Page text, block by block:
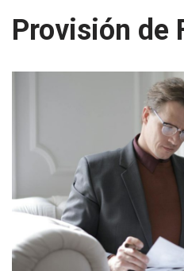
Provisión de